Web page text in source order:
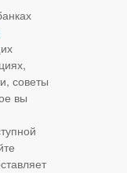
советы
вы